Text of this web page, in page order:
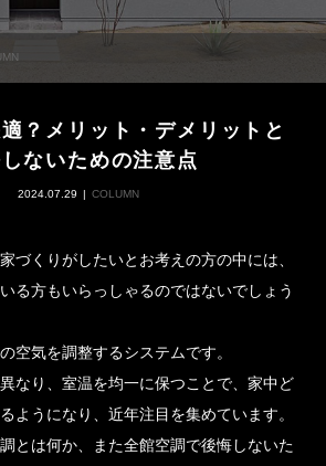
？メリット・デメリットと
ないための注意点
2024.07.29 COLUMN
づくりがしたいとお考えの方の中には、
る方もいらっしゃるのではないでしょう
空気を調整するシステムです。
なり、室温を均一に保つことで、家中ど
ようになり、近年注目を集めています。
とは何か、また全館空調で後悔しないた